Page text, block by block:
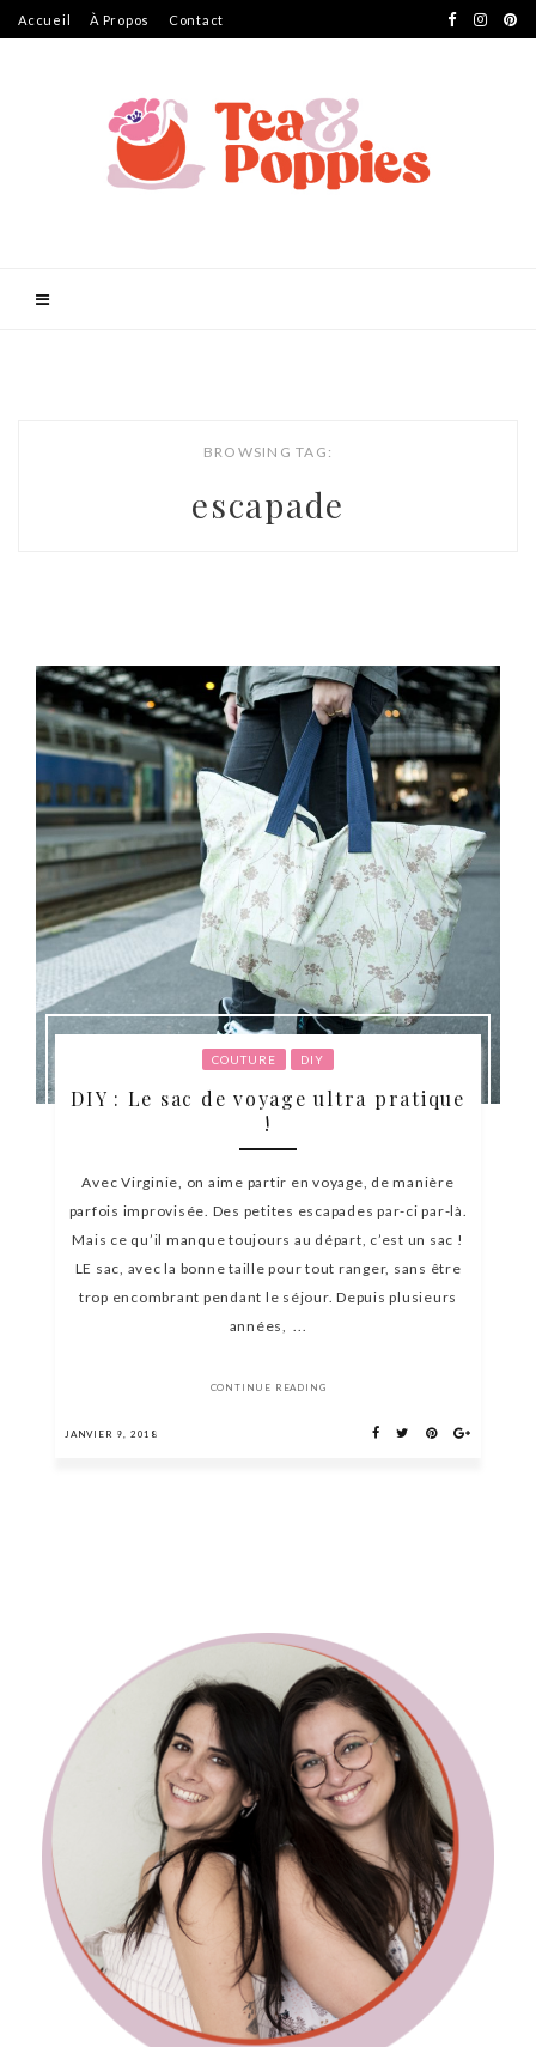
Accueil À Propos Contact
BROWSING TAG:
escapade
COUTURE DIY
DIY : Le sac de voyage ultra pratique
!
Avec Virginie, on aime partir en voyage, de manière
parfois improvisée. Des petites escapades par-ci par-là.
Mais ce qu’il manque toujours au départ, c’est un sac !
LE sac, avec la bonne taille pour tout ranger, sans être
trop encombrant pendant le séjour. Depuis plusieurs
années, ...
CONTINUE READING
JANVIER 9, 2018